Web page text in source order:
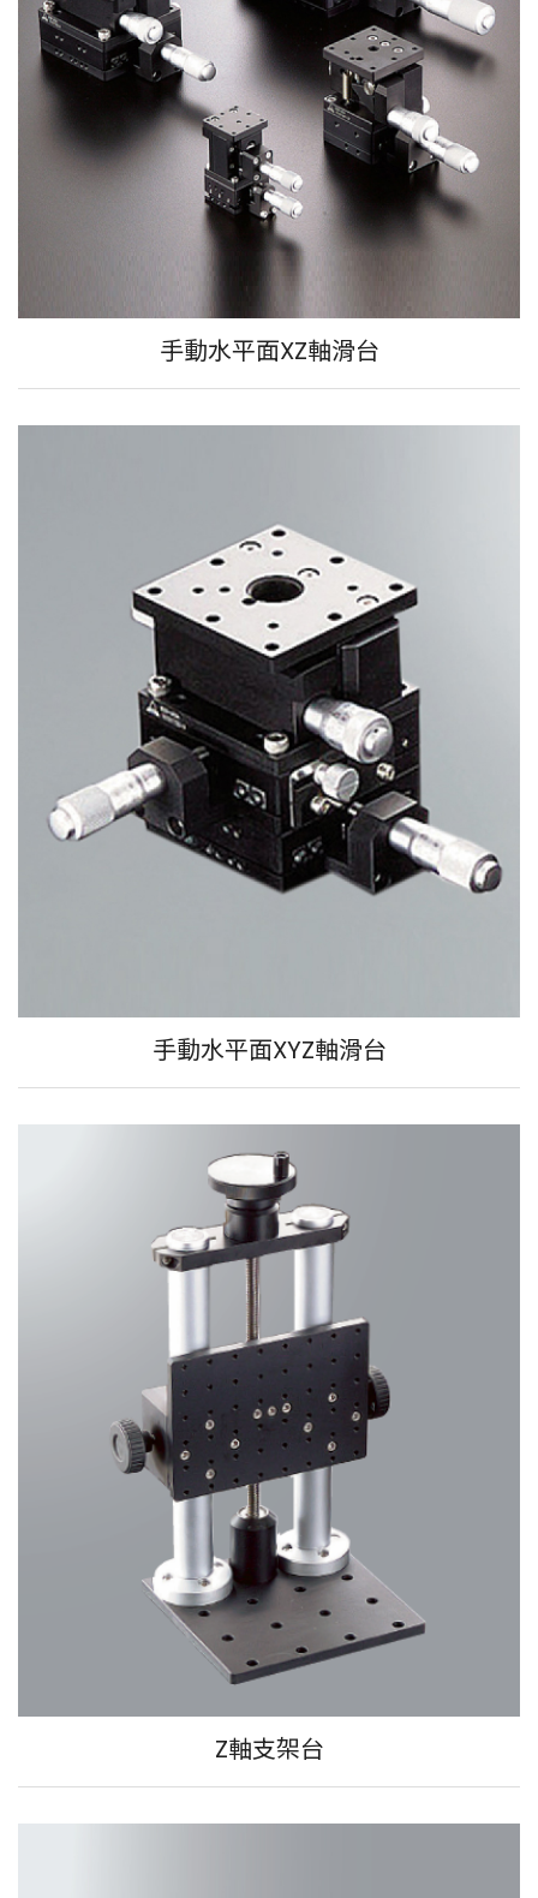
手動水平面XZ軸滑台
手動水平面XYZ軸滑台
Z軸支架台